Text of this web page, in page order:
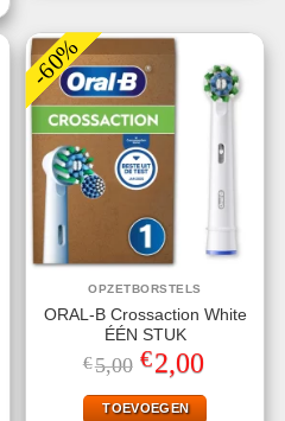
-60%
OPZETBORSTELS
ORAL-B Crossaction White
ÉÉN STUK
€5,00 Oorspronkelijke
prijs
was:
€5,00.
€2,00
is:
€2,00.
TOEVOEGEN